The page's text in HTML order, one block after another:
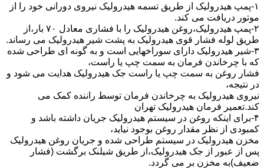
۱-پمپ هیدرولیک از طریق تسمه هیدرولیک نیروی دورانی خود را از
موتور دریافت می کند.
۲-پمپ هیدرولیک،روغن هیدرولیک را با فشاری معادل ۷۰ بار،از
طریق لوله فشار قوی هیدرولیک به پشت شیر هیدرولیک می رساند.
۳-شیر هیدرولیک دارای سوراخهایی است و به گونه ای طراحی شده
که با چرخاندن فرمان به سمت چپ یا راست،
فشار روغن به سمت چپ یا راست جک هیدرولیک هدایت می شود و
در نتیجه،
نیروی هیدرولیک به چرخاندن فرمان توسط راننده کمک می
کند.تعمیر فرمان هیدرولیک تهران
۴-برای اینکه روغن در سیستم هیدرولیک جریان داشته باشد و
کمبودی از نظر مقدار روغن بوجود نیاید،
مخزن هیدرولیک در سیستم طراحی شده و جریان روغن هیدرولیک
پس از عبور از جک هیدرولیک،از طریق شیلنک برگشت (فشار
ضعیف)به مخزن بر می گردد.